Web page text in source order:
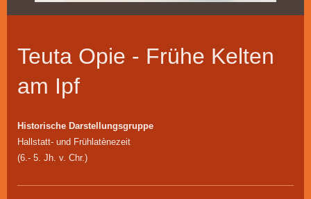
Teuta Opie - Frühe Kelten
am Ipf
Historische Darstellungsgruppe
Hallstatt- und Frühlatènezeit
(6.- 5. Jh. v. Chr.)